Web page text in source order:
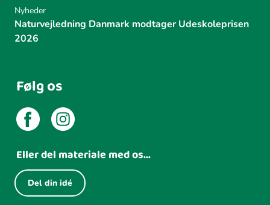
Nyheder
Naturvejledning Danmark modtager Udeskoleprisen
2026
Følg os
Eller del materiale med os...
Del din idé